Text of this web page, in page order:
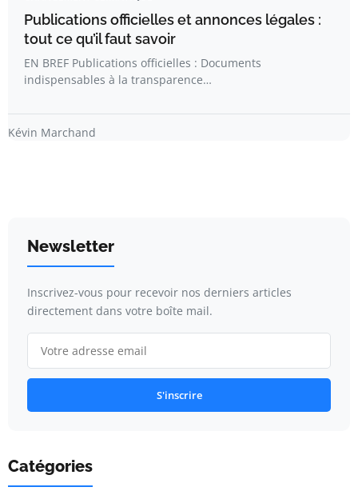
Publications officielles et annonces légales :
tout ce qu’il faut savoir
EN BREF Publications officielles : Documents
indispensables à la transparence…
Kévin Marchand
Newsletter
Inscrivez-vous pour recevoir nos derniers articles
directement dans votre boîte mail.
S'inscrire
Catégories